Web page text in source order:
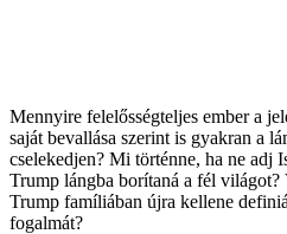
Mennyire felelősségteljes ember a
saját bevallása szerint is gyakran a
cselekedjen? Mi történne, ha ne adj
Trump lángba borítaná a fél világot?
Trump famíliában újra kellene
fogalmát?